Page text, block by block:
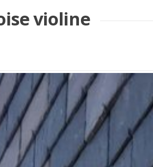
violine